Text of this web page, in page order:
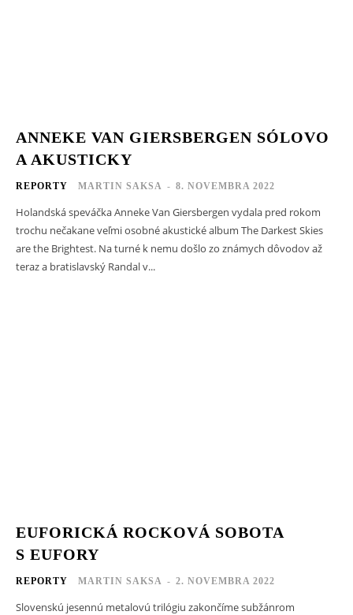
ANNEKE VAN GIERSBERGEN SÓLOVO
A AKUSTICKY
REPORTY MARTIN SAKSA - 8. NOVEMBRA 2022
Holandská speváčka Anneke Van Giersbergen vydala pred rokom
trochu nečakane veľmi osobné akustické album The Darkest Skies
are the Brightest. Na turné k nemu došlo zo známych dôvodov až
teraz a bratislavský Randal v...
EUFORICKÁ ROCKOVÁ SOBOTA
S EUFORY
REPORTY MARTIN SAKSA - 2. NOVEMBRA 2022
Slovenskú jesennú metalovú trilógiu zakončíme subžánrom